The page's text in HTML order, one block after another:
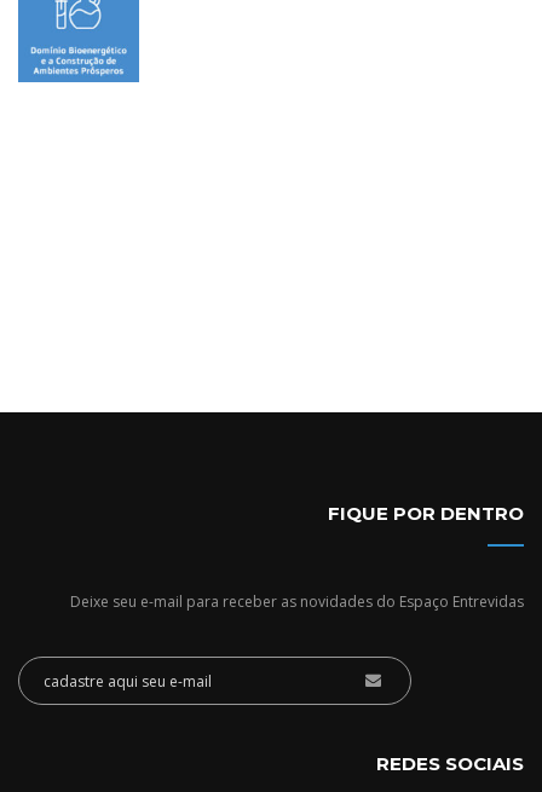
FIQUE POR DENTRO
Deixe seu e-mail para receber as novidades do Espaço Entrevidas
REDES SOCIAIS